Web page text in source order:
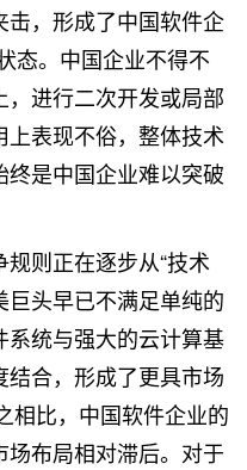
，形成了中国软件企
态。中国企业不得不
进行二次开发或局部
表现不俗，整体技术
是中国企业难以突破
则正在逐步从“技术
巨头早已不满足单纯的
统与强大的云计算基
合，形成了更具市场
相比，中国软件企业的
布局相对滞后。对于